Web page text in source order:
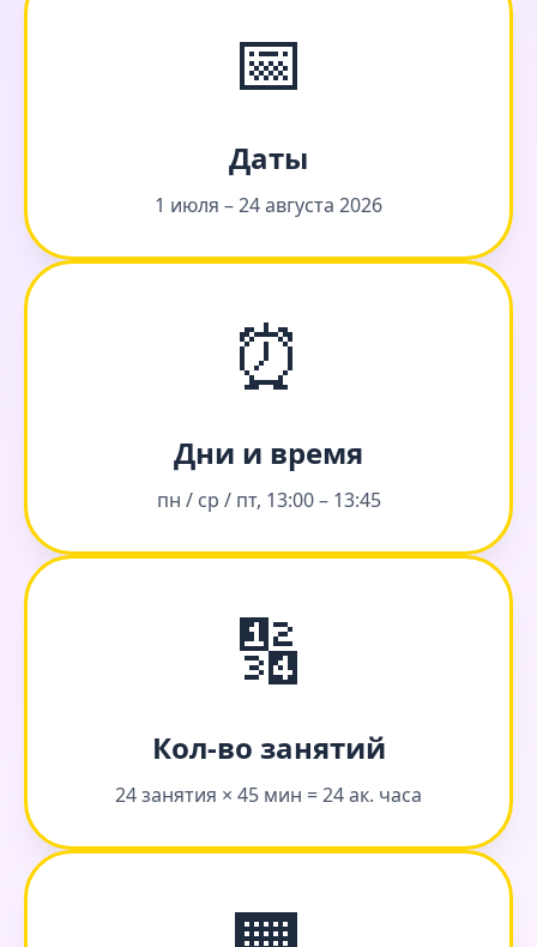
📅
Даты
1 июля – 24 августа 2026
⏰
Дни и время
пн / ср / пт, 13:00 – 13:45
🔢
Кол-во занятий
24 занятия × 45 мин = 24 ак. часа